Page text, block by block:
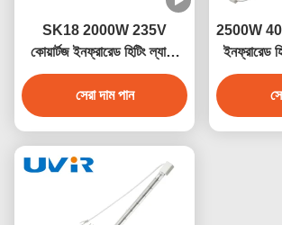
SK18 2000W 235V
কোয়ার্টজ ইনফ্রারেড হিটিং ল্যাম্প
শিল্প শুকানোর জন্য
সেরা দাম পান
2500W
ইনফ্রারেড